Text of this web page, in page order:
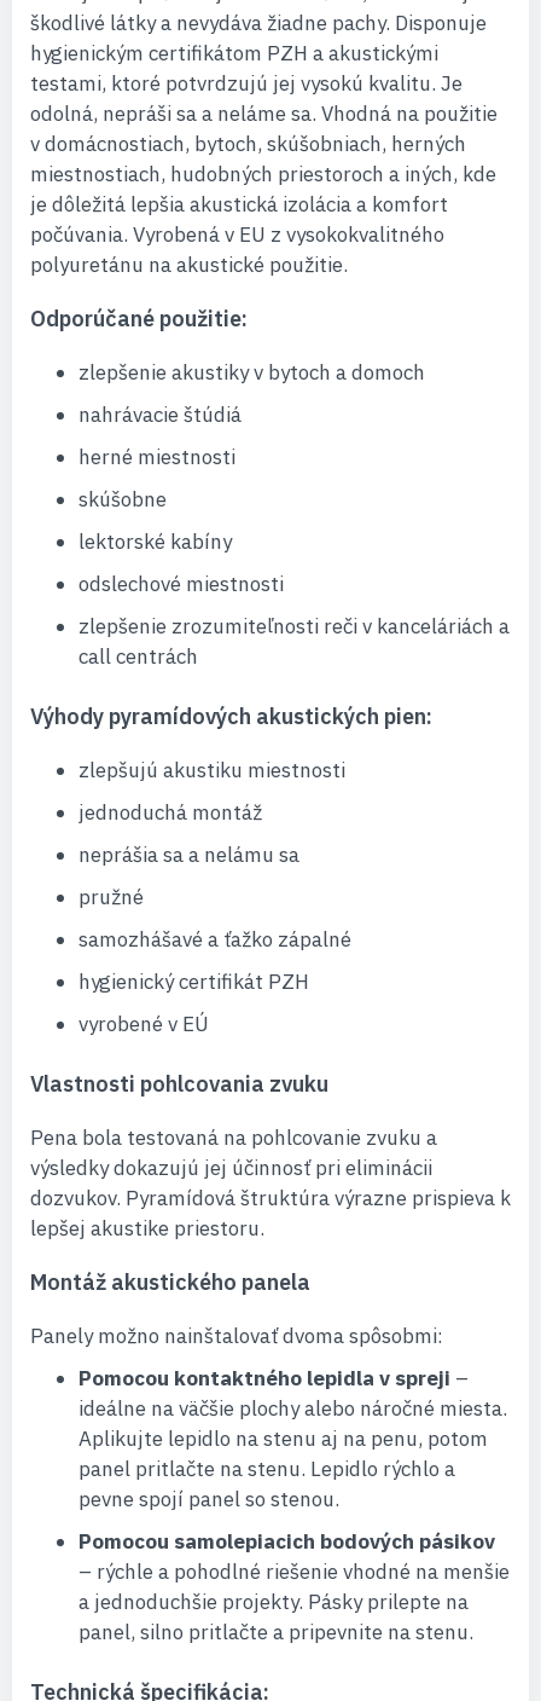
škodlivé látky a nevydáva žiadne pachy. Disponuje
hygienickým certifikátom PZH a akustickými
testami, ktoré potvrdzujú jej vysokú kvalitu. Je
odolná, nepráši sa a neláme sa. Vhodná na použitie
v domácnostiach, bytoch, skúšobniach, herných
miestnostiach, hudobných priestoroch a iných, kde
je dôležitá lepšia akustická izolácia a komfort
počúvania. Vyrobená v EU z vysokokvalitného
polyuretánu na akustické použitie.
Odporúčané použitie:
zlepšenie akustiky v bytoch a domoch
nahrávacie štúdiá
herné miestnosti
skúšobne
lektorské kabíny
odslechové miestnosti
zlepšenie zrozumiteľnosti reči v kanceláriách a
call centrách
Výhody pyramídových akustických pien:
zlepšujú akustiku miestnosti
jednoduchá montáž
neprášia sa a nelámu sa
pružné
samozhášavé a ťažko zápalné
hygienický certifikát PZH
vyrobené v EÚ
Vlastnosti pohlcovania zvuku
Pena bola testovaná na pohlcovanie zvuku a
výsledky dokazujú jej účinnosť pri eliminácii
dozvukov. Pyramídová štruktúra výrazne prispieva k
lepšej akustike priestoru.
Montáž akustického panela
Panely možno nainštalovať dvoma spôsobmi:
Pomocou kontaktného lepidla v spreji –
ideálne na väčšie plochy alebo náročné miesta.
Aplikujte lepidlo na stenu aj na penu, potom
panel pritlačte na stenu. Lepidlo rýchlo a
pevne spojí panel so stenou.
Pomocou samolepiacich bodových pásikov
– rýchle a pohodlné riešenie vhodné na menšie
a jednoduchšie projekty. Pásky prilepte na
panel, silno pritlačte a pripevnite na stenu.
Technická špecifikácia: